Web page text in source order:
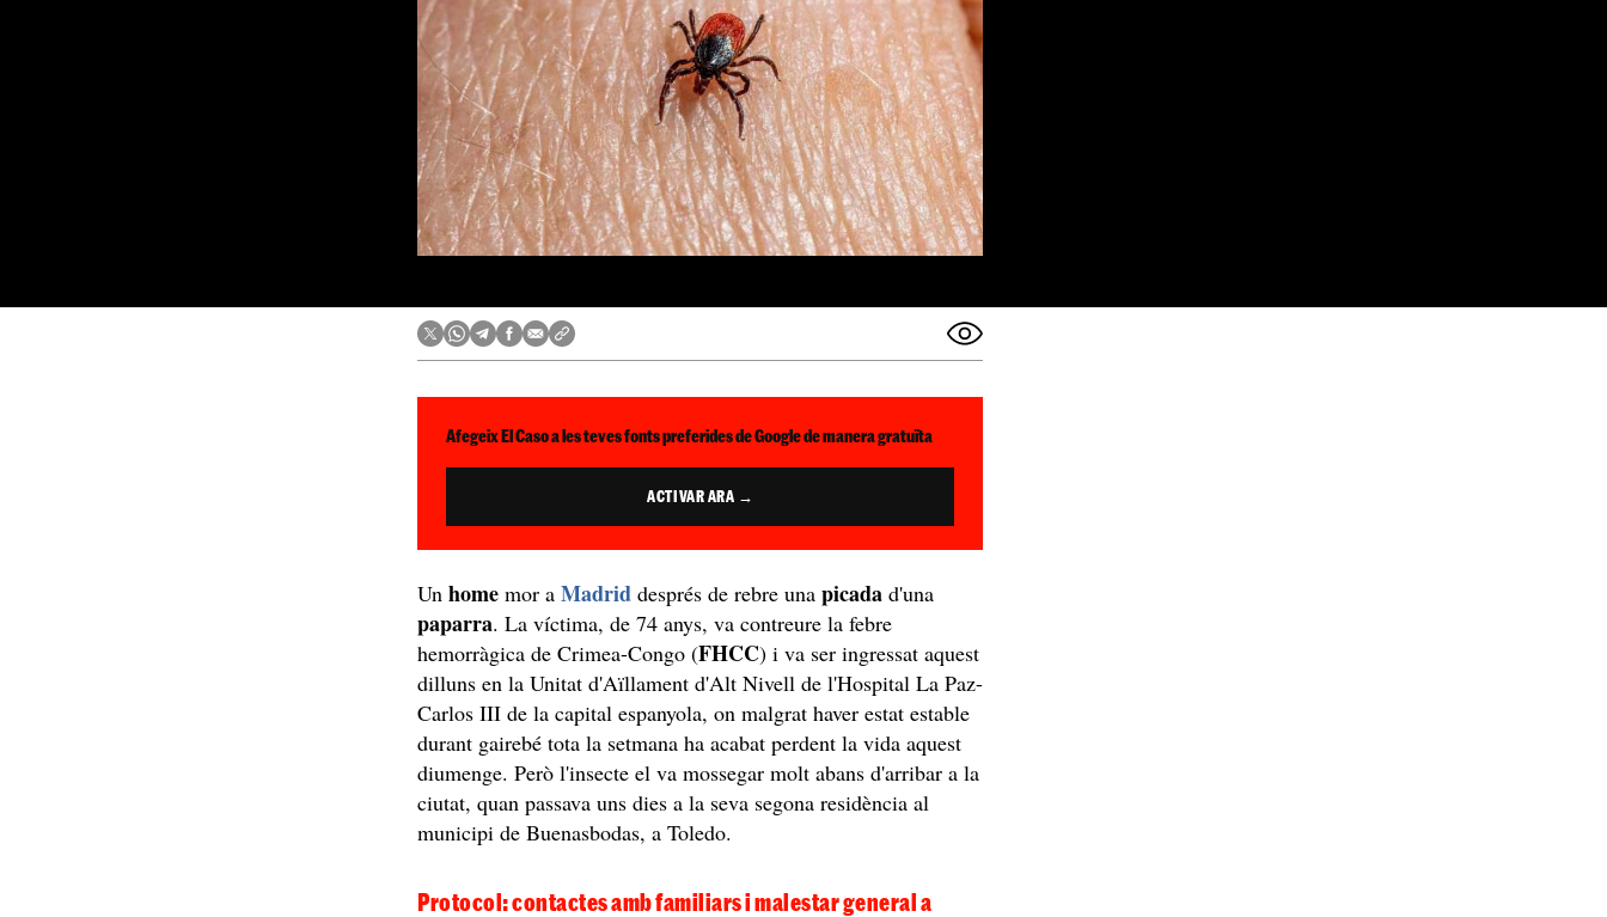
Afegeix El Caso a les teves fonts preferides de Google de manera gratuïta
ACTIVAR ARA →
Unhome mor aMadrid després de rebre unapicada d'una
paparra. La víctima, de 74 anys, va contreure la febre
hemorràgica de Crimea-Congo (FHCC) i va ser ingressat aquest
dilluns en la Unitat d'Aïllament d'Alt Nivell de l'Hospital La Paz-
Carlos III de la capital espanyola, on malgrat haver estat estable
durant gairebé tota la setmana ha acabat perdent la vida aquest
diumenge. Però l'insecte el va mossegar molt abans d'arribar a la
ciutat, quan passava uns dies a la seva segona residència al
municipi de Buenasbodas, a Toledo.
Protocol: contactes amb familiars i malestar general a